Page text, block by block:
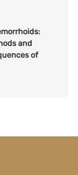
and
of